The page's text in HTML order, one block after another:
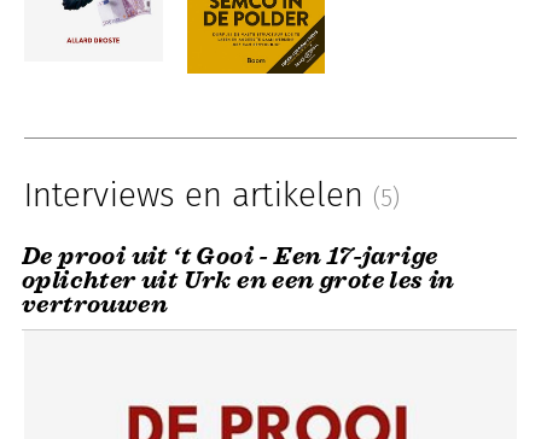
Interviews en artikelen (5)
De prooi uit ‘t Gooi - Een 17-jarige
oplichter uit Urk en een grote les in
vertrouwen